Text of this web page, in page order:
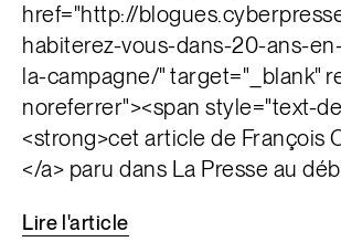
href="http://
habiterez-vous-dans-20-ans-
la-campagne/" target="_blank"
noreferrer"><span style="text-
<strong>cet article de François
</a> paru dans La Presse au
Lire l'article